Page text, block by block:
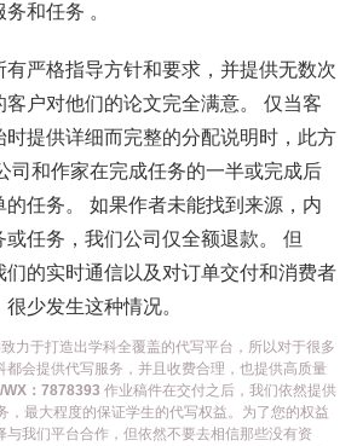
和任务 。
严格指导方针和要求，并提供无数次
户对他们的论文完全满意。 仅当客
时提供详细而完整的分配说明时，此方
司和作家在完成任务的一半或完成后
任务。 如果作者未能找到来源，内
任务，我们公司仅全额退款。 但
们的实时通信以及对订单交付和消费者
少发生这种情况。
力于打造出学科全覆盖的代写平台，所以对于很多
都会提供代写服务，并且收费合理，也提供高质量
WX：7878393 作业稿件在交付之后，我们依然提供
，最大程度的保证学生的代写权益。为了您的权益
与我们平台合作，但依然不要去相信那些没有资